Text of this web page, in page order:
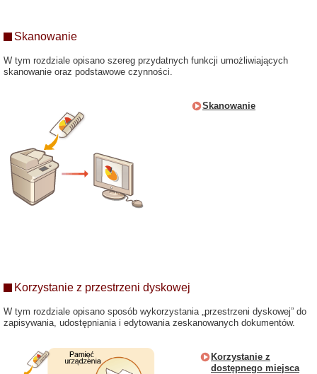
Skanowanie
W tym rozdziale opisano szereg przydatnych funkcji umożliwiających
skanowanie oraz podstawowe czynności.
Skanowanie
Korzystanie z przestrzeni dyskowej
W tym rozdziale opisano sposób wykorzystania „przestrzeni dyskowej” do
zapisywania, udostępniania i edytowania zeskanowanych dokumentów.
Korzystanie z
dostępnego miejsca